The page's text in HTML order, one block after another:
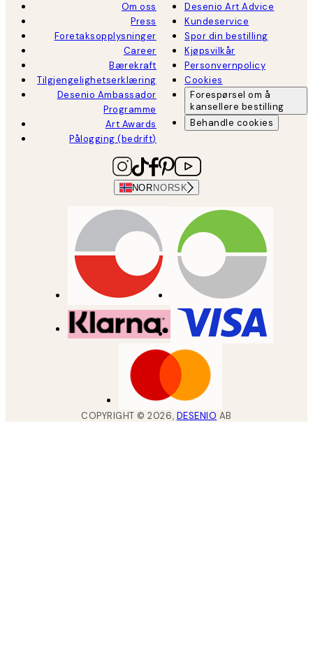
Om oss
Press
Foretaksopplysninger
Career
Bærekraft
Tilgjengelighetserklæring
Desenio Ambassador
Programme
Art Awards
Pålogging (bedrift)
Desenio Art Advice
Kundeservice
Spor din bestilling
Kjøpsvilkår
Personvernpolicy
Cookies
Forespørsel om å
kansellere bestilling
Behandle cookies
NOR NORSK
COPYRIGHT ©2026, DESENIO AB